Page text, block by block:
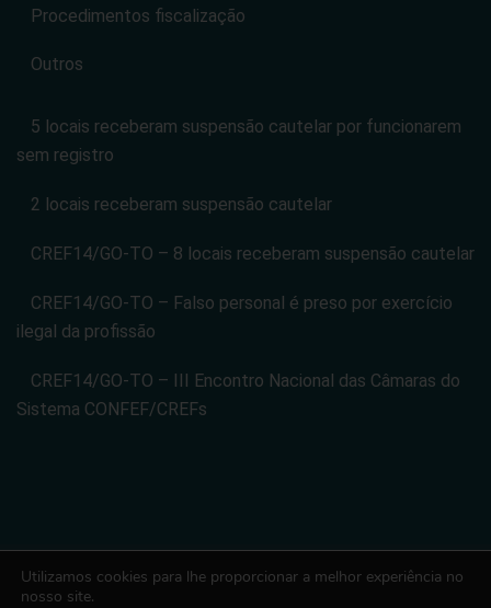
Procedimentos fiscalização
Outros
5 locais receberam suspensão cautelar por funcionarem
sem registro
2 locais receberam suspensão cautelar
CREF14/GO-TO – 8 locais receberam suspensão cautelar
CREF14/GO-TO – Falso personal é preso por exercício
ilegal da profissão
CREF14/GO-TO – III Encontro Nacional das Câmaras do
Sistema CONFEF/CREFs
CONSELHO REGIONAL DE EDUCACAO FISICA DA 14 REGIAO -
Utilizamos cookies para lhe proporcionar a melhor experiência no
nosso site.